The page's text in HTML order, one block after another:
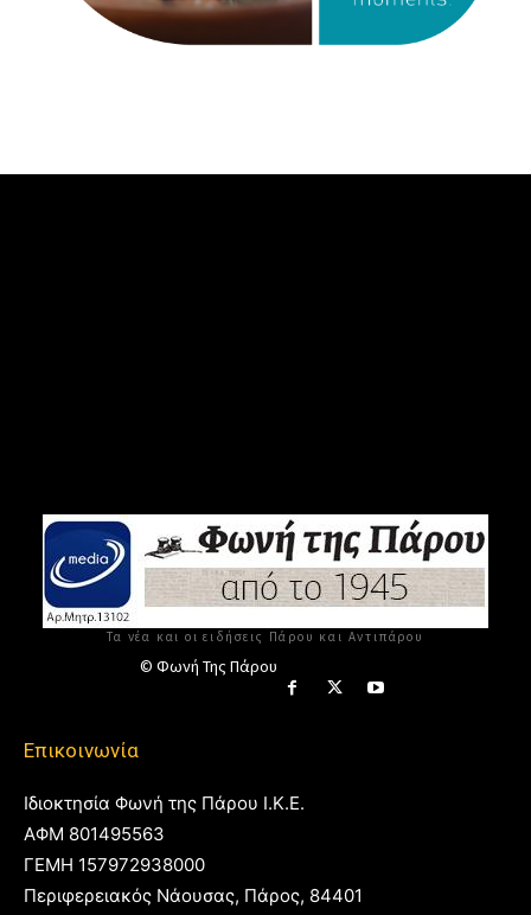
Τα νέα και οι ειδήσεις Πάρου και Αντιπάρου
© Φωνή Της Πάρου
Επικοινωνία
Ιδιοκτησία Φωνή της Πάρου Ι.Κ.Ε.
ΑΦΜ 801495563
ΓΕΜΗ 157972938000
Περιφερειακός Νάουσας, Πάρος, 84401